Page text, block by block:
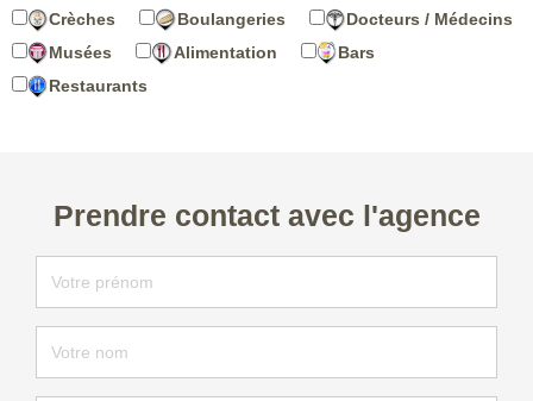
Crèches Boulangeries
Docteurs / Médecins
Musées
Alimentation
Bars
Restaurants
Prendre contact avec l'agence